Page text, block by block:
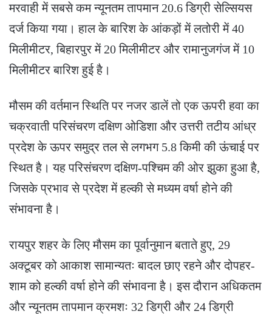
मरवाही में सबसे कम न्यूनतम तापमान 20.6 डिग्री सेल्सियस
दर्ज किया गया। हाल के बारिश के आंकड़ों में लतोरी में 40
मिलीमीटर, बिहारपुर में 20 मिलीमीटर और रामानुजगंज में 10
मिलीमीटर बारिश हुई है।
मौसम की वर्तमान स्थिति पर नजर डालें तो एक ऊपरी हवा का
चक्रवाती परिसंचरण दक्षिण ओडिशा और उत्तरी तटीय आंध्र
प्रदेश के ऊपर समुद्र तल से लगभग 5.8 किमी की ऊंचाई पर
स्थित है। यह परिसंचरण दक्षिण-पश्चिम की ओर झुका हुआ है,
जिसके प्रभाव से प्रदेश में हल्की से मध्यम वर्षा होने की
संभावना है।
रायपुर शहर के लिए मौसम का पूर्वानुमान बताते हुए, 29
अक्टूबर को आकाश सामान्यतः बादल छाए रहने और दोपहर-
शाम को हल्की वर्षा होने की संभावना है। इस दौरान अधिकतम
और न्यूनतम तापमान क्रमशः 32 डिग्री और 24 डिग्री